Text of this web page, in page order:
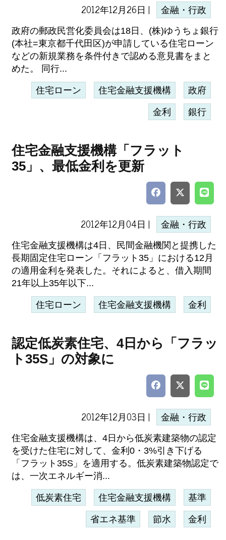
2012年12月26日 | 金融・行政
政府の郵政民営化委員会は18日、(株)ゆうちょ銀行
(本社=東京都千代田区)が申請している住宅ローン
などの新規業務を条件付きで認める意見書をまと
めた。 同行...
住宅ローン 住宅金融支援機構 政府
金利 銀行
住宅金融支援機構「フラット
35」、最低金利を更新
2012年12月04日 | 金融・行政
住宅金融支援機構は4日、民間金融機関と提携した
長期固定住宅ローン「フラット35」における12月
の適用金利を発表した。それによると、借入期間
21年以上35年以下...
住宅ローン 住宅金融支援機構 金利
認定低炭素住宅、4日から「フラッ
ト35S」の対象に
2012年12月03日 | 金融・行政
住宅金融支援機構は、4日から低炭素建築物の認定
を受けた住宅に対して、金利0・3%引き下げる
「フラット35S」を適用する。低炭素建築物認定で
は、一次エネルギー消...
低炭素住宅 住宅金融支援機構 基準
省エネ基準 節水 金利